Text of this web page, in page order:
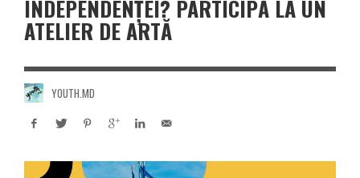
INDEPENDENȚEI? PARTICIPĂ LA UN
ATELIER DE ARTĂ
YOUTH.MD